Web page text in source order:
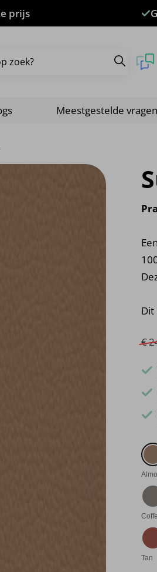
prijs
Meestgestelde vragen
Dit
€
Tan